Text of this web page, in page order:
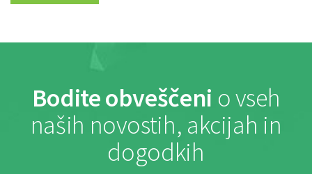
Bodite obveščeni o vseh
naših novostih, akcijah in
dogodkih